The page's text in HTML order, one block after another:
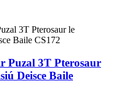
Puzal 3T Pterosaur
Deisce Baile